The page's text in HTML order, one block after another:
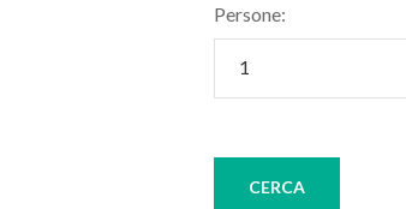
Persone: